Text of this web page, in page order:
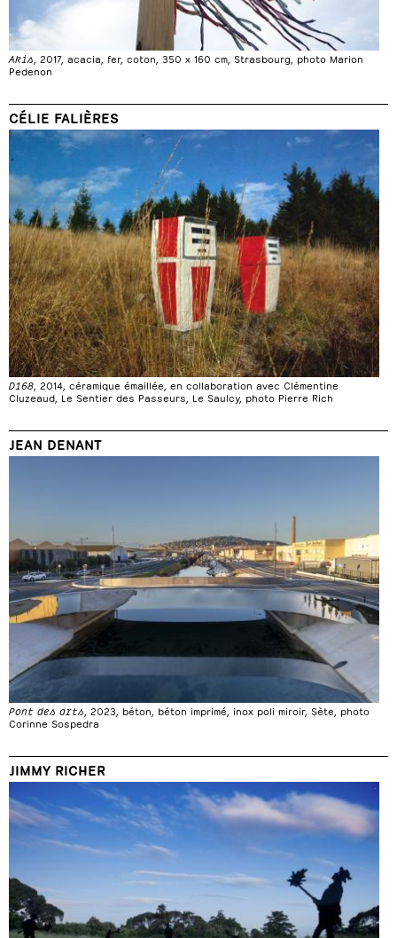
Akis, 2017, acacia, fer, coton, 350 x 160 cm, Strasbourg, photo Marion
Pedenon
CÉLIE FALIÈRES
D168 , 2014, céramique émaillée, en collaboration avec Clémentine
Cluzeaud, Le Sentier des Passeurs, Le Saulcy, photo Pierre Rich
JEAN DENANT
Pont des arts, 2023, béton, béton imprimé, inox poli miroir, Sète, photo
Corinne Sospedra
JIMMY RICHER